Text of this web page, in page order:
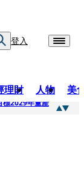
登入
理財 人物 美
標2029年量產